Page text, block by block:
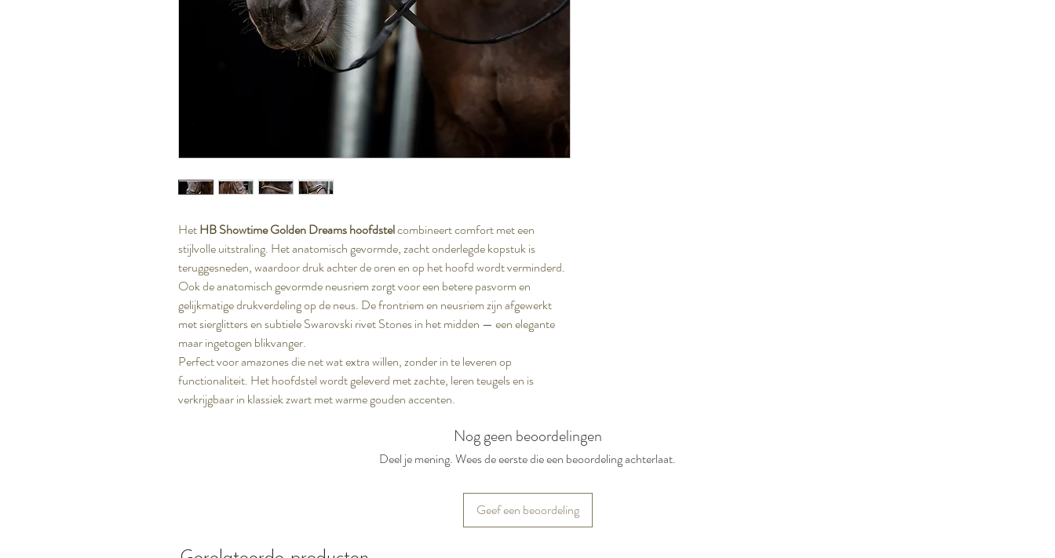
HetHB Showtime Golden Dreams hoofdstelcombineert comfort met een
stijlvolle uitstraling. Het anatomisch gevormde, zacht onderlegde kopstuk is
teruggesneden, waardoor druk achter de oren en op het hoofd wordt verminderd.
Ook de anatomisch gevormde neusriem zorgt voor een betere pasvorm en
gelijkmatige drukverdeling op de neus. De frontriem en neusriem zijn afgewerkt
met sierglitters en subtiele Swarovski rivet Stones in het midden — een elegante
maar ingetogen blikvanger.
Perfect voor amazones die net wat extra willen, zonder in te leveren op
functionaliteit. Het hoofdstel wordt geleverd met zachte, leren teugels en is
verkrijgbaar in klassiek zwart met warme gouden accenten.
Nog geen beoordelingen
Deel je mening. Wees de eerste die een beoordeling achterlaat.
Geef een beoordeling